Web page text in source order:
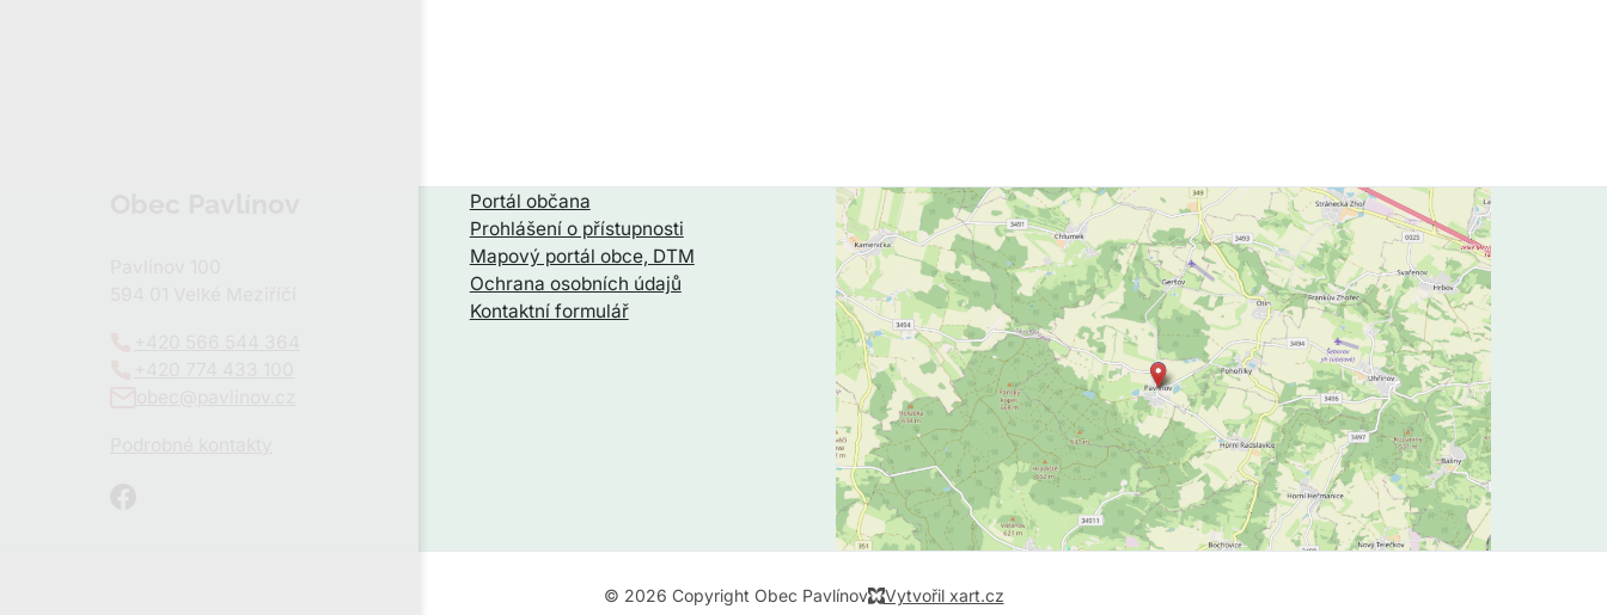
Portál občana
Prohlášení o přístupnosti
Mapový portál obce, DTM
Ochrana osobních údajů
Kontaktní formulář
© 2026 Copyright Obec Pavlínov Vytvořil xart.cz